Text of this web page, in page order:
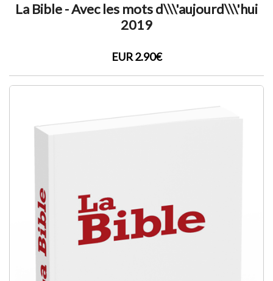
La Bible - Avec les mots d\\\'aujourd\\\'hui
2019
EUR 2.90€